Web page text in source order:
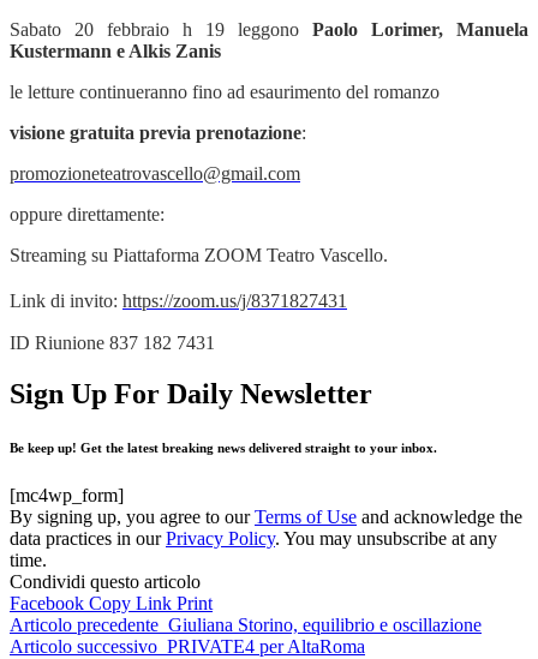
Sabato 20 febbraio h 19 leggono Paolo Lorimer, Manuela
Kustermann e Alkis Zanis
le letture continueranno fino ad esaurimento del romanzo
visione gratuita previa prenotazione:
promozioneteatrovascello@gmail.com
oppure direttamente:
Streaming su Piattaforma ZOOM Teatro Vascello.
Link di invito: https://zoom.us/j/8371827431
ID Riunione 837 182 7431
Sign Up For Daily Newsletter
Be keep up! Get the latest breaking news delivered straight to your inbox.
[mc4wp_form]
By signing up, you agree to ourTerms of Use and acknowledge the
data practices in ourPrivacy Policy. You may unsubscribe at any
time.
Condividi questo articolo
Facebook Copy Link Print
Articolo precedente Giuliana Storino, equilibrio e oscillazione
Articolo successivo PRIVATE4 per AltaRoma